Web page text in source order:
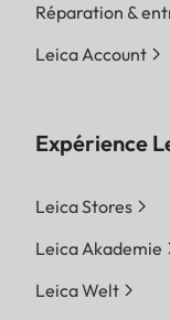
Réparation &
Leica Account
Expérience
Leica Stores
Leica Akademie
Leica Welt